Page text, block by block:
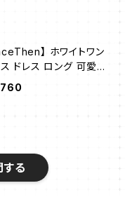
】 ホワイトワン
ドレス ロング 可愛
する